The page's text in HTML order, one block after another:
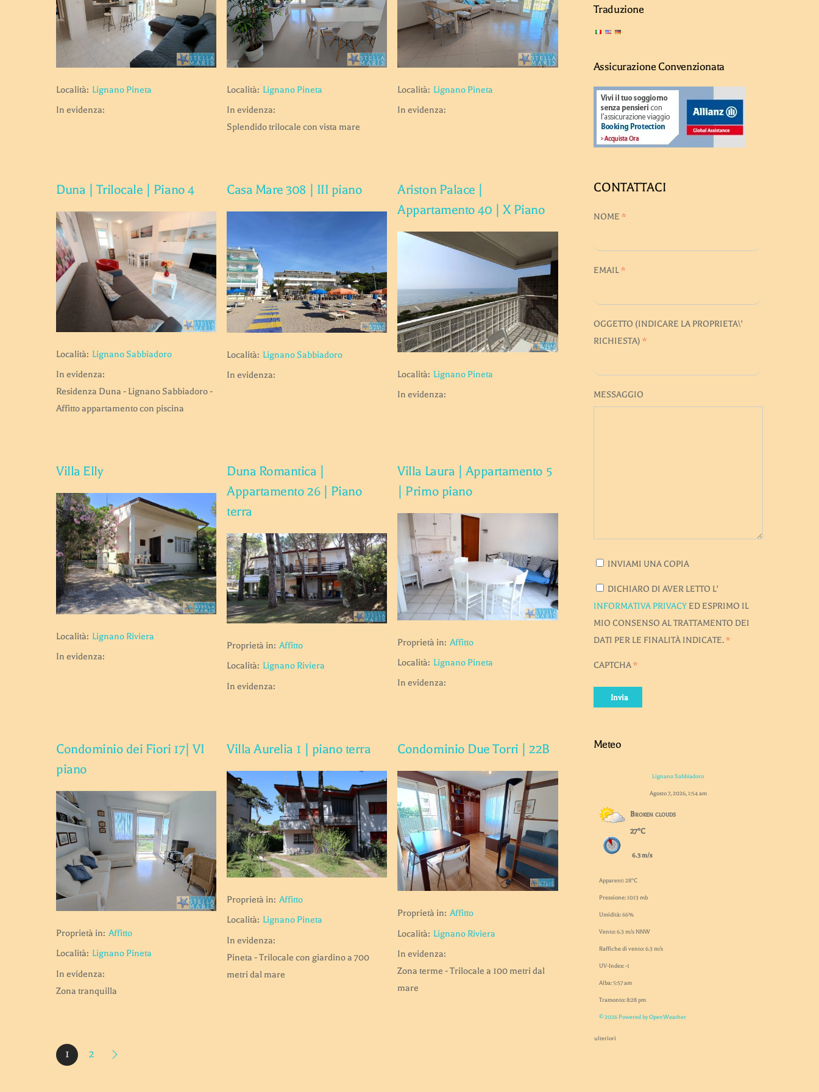
Località: Lignano Pineta
In evidenza:
Località: Lignano Pineta
In evidenza:
Splendido trilocale con vista mare
Località: Lignano Pineta
In evidenza:
Duna | Trilocale | Piano 4
Località: Lignano Sabbiadoro
In evidenza:
Residenza Duna - Lignano Sabbiadoro -
Affitto appartamento con piscina
Casa Mare 308 | III piano
Località: Lignano Sabbiadoro
In evidenza:
Ariston Palace |
Appartamento 40 | X Piano
Località: Lignano Pineta
In evidenza:
Villa Elly
Località: Lignano Riviera
In evidenza:
Duna Romantica |
Appartamento 26 | Piano
terra
Proprietà in: Affitto
Località: Lignano Riviera
In evidenza:
Villa Laura | Appartamento 5
| Primo piano
Proprietà in: Affitto
Località: Lignano Pineta
In evidenza:
Condominio dei Fiori 17| VI
piano
Proprietà in: Affitto
Località: Lignano Pineta
In evidenza:
Zona tranquilla
Villa Aurelia 1 | piano terra
Proprietà in: Affitto
Località: Lignano Pineta
In evidenza:
Pineta - Trilocale con giardino a 700
metri dal mare
Condominio Due Torri | 22B
Proprietà in: Affitto
Località: Lignano Riviera
In evidenza:
Zona terme - Trilocale a 100 metri dal
mare
1 2
Traduzione
Assicurazione Convenzionata
CONTATTACI
NOME *
EMAIL*
OGGETTO (INDICARE LA PROPRIETA\'
RICHIESTA) *
MESSAGGIO
INVIAMI UNA COPIA
DICHIARO DI AVER LETTO L'
INFORMATIVA PRIVACYED ESPRIMO IL
MIO CONSENSO AL TRATTAMENTO DEI
DATI PER LE FINALITÀ INDICATE.*
CAPTCHA*
Invia
Meteo
Lignano Sabbiadoro
Agosto 7, 2026, 1:54 am
Broken clouds
27°C
6.3 m/s
Apparent: 28°C
Pressione: 1013 mb
Umidità: 66%
Vento: 6.3 m/s NNW
Raffiche di vento: 6.3 m/s
UV-Index: -1
Alba: 5:57 am
Tramonto: 8:28 pm
© 2026 Powered by OpenWeather
ulteriori